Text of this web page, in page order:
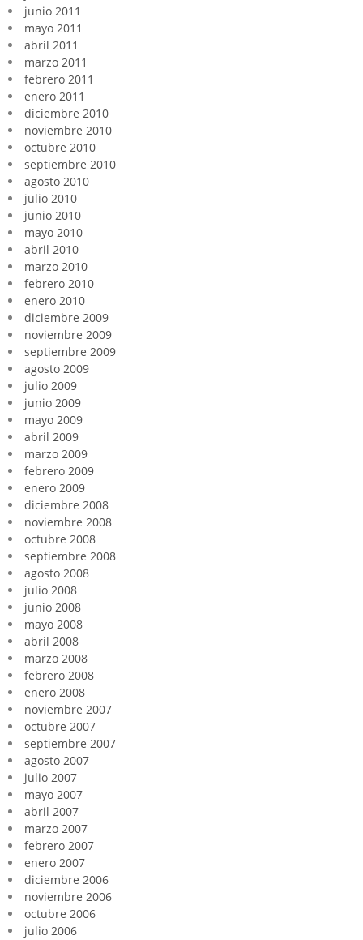
junio 2011
mayo 2011
abril 2011
marzo 2011
febrero 2011
enero 2011
diciembre 2010
noviembre 2010
octubre 2010
septiembre 2010
agosto 2010
julio 2010
junio 2010
mayo 2010
abril 2010
marzo 2010
febrero 2010
enero 2010
diciembre 2009
noviembre 2009
septiembre 2009
agosto 2009
julio 2009
junio 2009
mayo 2009
abril 2009
marzo 2009
febrero 2009
enero 2009
diciembre 2008
noviembre 2008
octubre 2008
septiembre 2008
agosto 2008
julio 2008
junio 2008
mayo 2008
abril 2008
marzo 2008
febrero 2008
enero 2008
noviembre 2007
octubre 2007
septiembre 2007
agosto 2007
julio 2007
mayo 2007
abril 2007
marzo 2007
febrero 2007
enero 2007
diciembre 2006
noviembre 2006
octubre 2006
julio 2006